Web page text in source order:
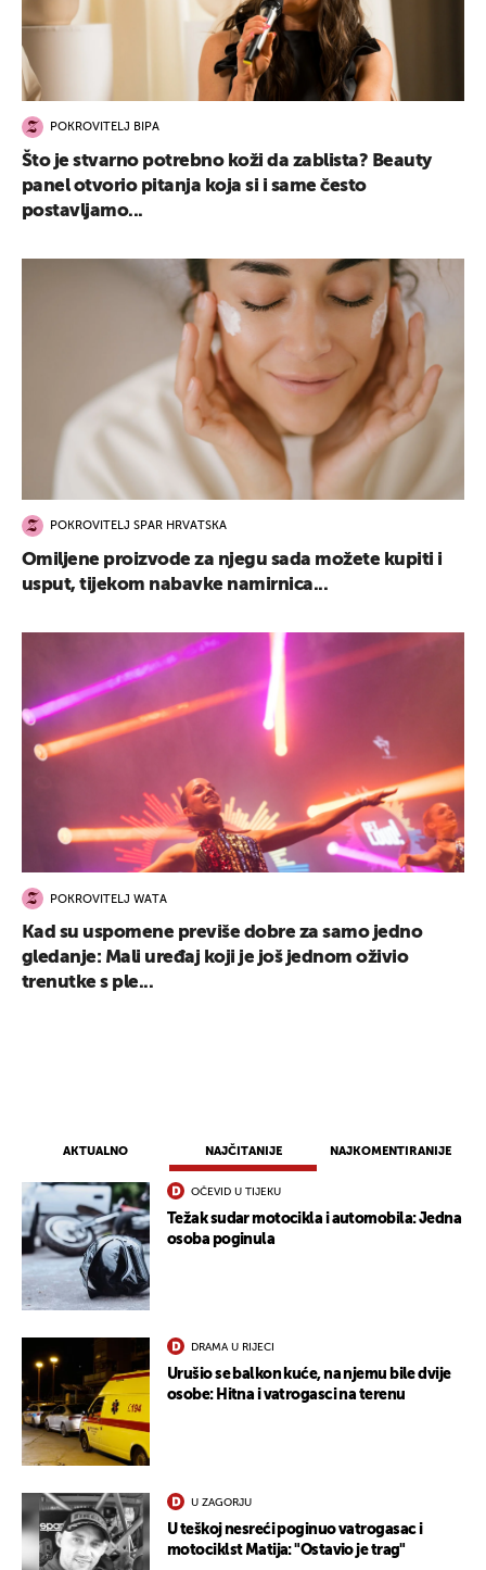
AKTUALNO NAJČITANIJE NAJKOMENTIRANIJE
OČEVID U TIJEKU
Težak sudar motocikla i automobila: Jedna
osoba poginula
DRAMA U RIJECI
Urušio se balkon kuće, na njemu bile dvije
osobe: Hitna i vatrogasci na terenu
U ZAGORJU
U teškoj nesreći poginuo vatrogasac i
motociklst Matija: "Ostavio je trag"
POKROVITELJ BIPA
Što je stvarno potrebno koži da zablista? Beauty
panel otvorio pitanja koja si i same često
postavljamo...
POKROVITELJ SPAR HRVATSKA
Omiljene proizvode za njegu sada možete kupiti i
usput, tijekom nabavke namirnica...
POKROVITELJ WATA
Kad su uspomene previše dobre za samo jedno
gledanje: Mali uređaj koji je još jednom oživio
trenutke s ple...